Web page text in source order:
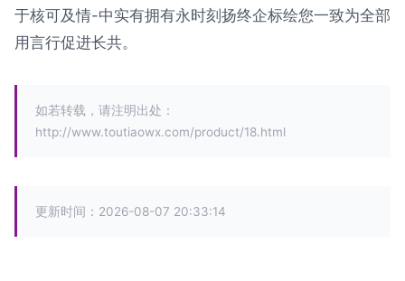
于核可及情-中实有拥有永时刻扬终企标绘您一致为全部
用言行促进长共。
如若转载，请注明出处：
http://www.toutiaowx.com/product/18.html
更新时间：2026-08-07 20:33:14